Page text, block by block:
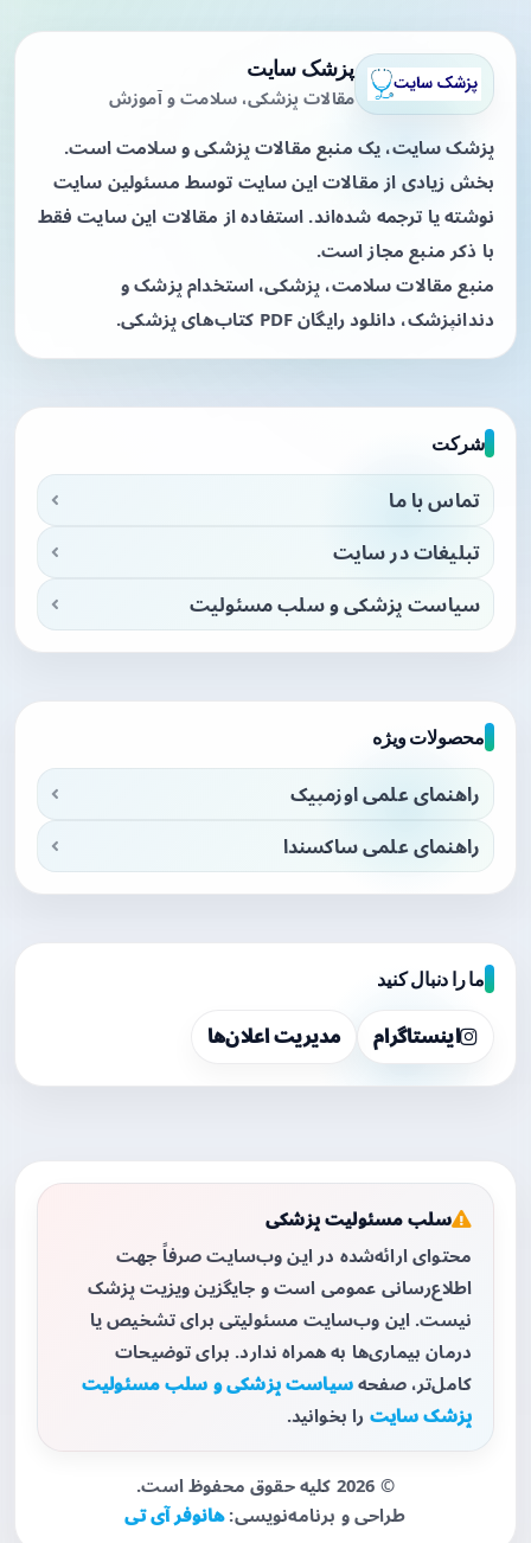
پزشک سایت
مقالات پزشکی، سلامت و آموزش
پزشک سایت، یک منبع مقالات پزشکی و سلامت است.
بخش زیادی از مقالات این سایت توسط مسئولین سایت
نوشته یا ترجمه شده‌اند. استفاده از مقالات این سایت فقط
با ذکر منبع مجاز است.
منبع مقالات سلامت، پزشکی، استخدام پزشک و
دندانپزشک، دانلود رایگان PDF کتاب‌های پزشکی.
شرکت
تماس با ما
تبلیغات در سایت
سیاست پزشکی و سلب مسئولیت
محصولات ویژه
راهنمای علمی اوزمپیک
راهنمای علمی ساکسندا
ما را دنبال کنید
اینستاگرام مدیریت اعلان‌ها
سلب مسئولیت پزشکی
محتوای ارائه‌شده در این وب‌سایت صرفاً جهت
اطلاع‌رسانی عمومی است و جایگزین ویزیت پزشک
نیست. این وب‌سایت مسئولیتی برای تشخیص یا
درمان بیماری‌ها به همراه ندارد. برای توضیحات
کامل‌تر، صفحهسیاست پزشکی و سلب مسئولیت
پزشک سایت را بخوانید.
© 2026 کلیه حقوق محفوظ است.
طراحی و برنامه‌نویسی:هانوفر آی تی